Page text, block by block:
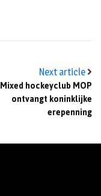
Next article
Mixed hockeyclub MOP
ontvangt koninklijke
erepenning